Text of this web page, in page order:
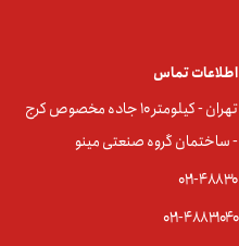
اطلاعات تماس
تهران - کیلومتر ۱۰ جاده مخصوص کرج
- ساختمان گروه صنعتی مینو
۰۲۱-۴۸۸۳0
۰۲۱-۴۸۸۳۱۰۴۰